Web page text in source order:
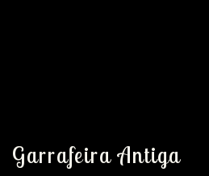
Garrafeira Antiga